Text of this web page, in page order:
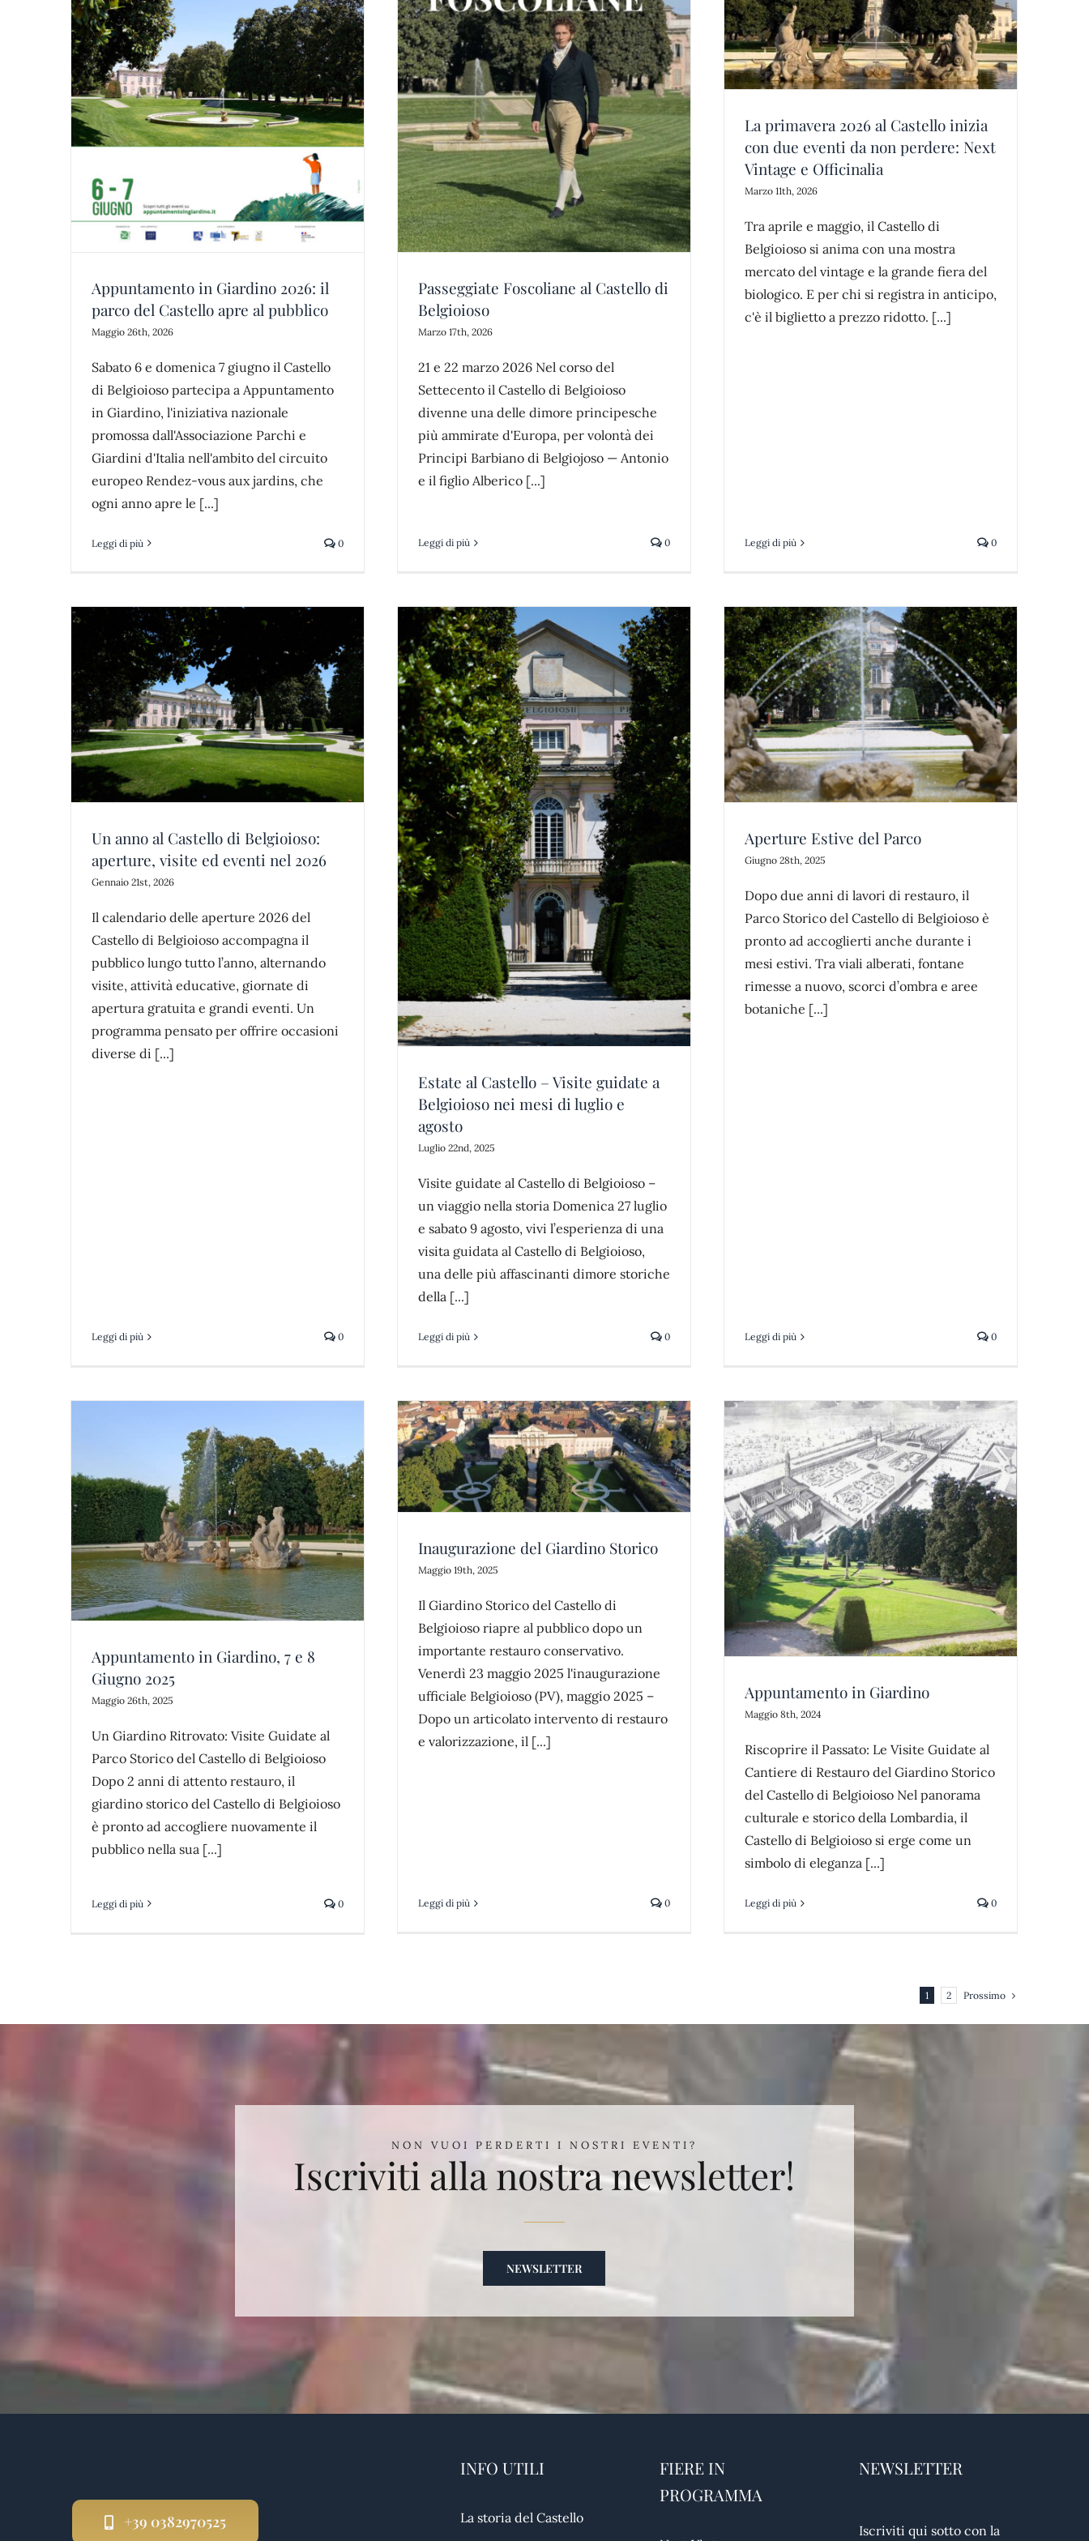
Appuntamento in Giardino 2026: il
parco del Castello apre al pubblico
Maggio 26th, 2026
Sabato 6 e domenica 7 giugno il Castello
di Belgioioso partecipa a Appuntamento
in Giardino, l'iniziativa nazionale
promossa dall'Associazione Parchi e
Giardini d'Italia nell'ambito del circuito
europeo Rendez-vous aux jardins, che
ogni anno apre le [...]
Leggi di più 0
Passeggiate Foscoliane al Castello di
Belgioioso
castello di belgioioso news parco
Passeggiate Foscoliane al Castello di
Belgioioso
Marzo 17th, 2026
21 e 22 marzo 2026 Nel corso del
Settecento il Castello di Belgioioso
divenne una delle dimore principesche
più ammirate d'Europa, per volontà dei
Principi Barbiano di Belgiojoso — Antonio
e il figlio Alberico [...]
Leggi di più 0
Vintage e Officinalia
news
La primavera 2026 al Castello inizia
con due eventi da non perdere: Next
Vintage e Officinalia
Marzo 11th, 2026
Tra aprile e maggio, il Castello di
Belgioioso si anima con una mostra
mercato del vintage e la grande fiera del
biologico. E per chi si registra in anticipo,
c'è il biglietto a prezzo ridotto. [...]
Leggi di più 0
Un anno al Castello di Belgioioso:
aperture, visite ed eventi nel 2026
Gennaio 21st, 2026
Il calendario delle aperture 2026 del
Castello di Belgioioso accompagna il
pubblico lungo tutto l’anno, alternando
visite, attività educative, giornate di
apertura gratuita e grandi eventi. Un
programma pensato per offrire occasioni
diverse di [...]
Leggi di più 0
Belgioioso nei mesi di luglio e agosto
news parco
Estate al Castello – Visite guidate a
Belgioioso nei mesi di luglio e
agosto
Luglio 22nd, 2025
Visite guidate al Castello di Belgioioso –
un viaggio nella storia Domenica 27 luglio
e sabato 9 agosto, vivi l’esperienza di una
visita guidata al Castello di Belgioioso,
una delle più affascinanti dimore storiche
della [...]
Leggi di più 0
Aperture Estive del Parco
news parco
Aperture Estive del Parco
Giugno 28th, 2025
Dopo due anni di lavori di restauro, il
Parco Storico del Castello di Belgioioso è
pronto ad accoglierti anche durante i
mesi estivi. Tra viali alberati, fontane
rimesse a nuovo, scorci d’ombra e aree
botaniche [...]
Leggi di più 0
Appuntamento in Giardino, 7 e 8
Giugno 2025
Maggio 26th, 2025
Un Giardino Ritrovato: Visite Guidate al
Parco Storico del Castello di Belgioioso
Dopo 2 anni di attento restauro, il
giardino storico del Castello di Belgioioso
è pronto ad accogliere nuovamente il
pubblico nella sua [...]
Leggi di più 0
Inaugurazione del Giardino Storico
castellinaria castello di belgioioso news parco
Inaugurazione del Giardino Storico
Maggio 19th, 2025
Il Giardino Storico del Castello di
Belgioioso riapre al pubblico dopo un
importante restauro conservativo.
Venerdì 23 maggio 2025 l'inaugurazione
ufficiale Belgioioso (PV), maggio 2025 –
Dopo un articolato intervento di restauro
e valorizzazione, il [...]
Leggi di più 0
Appuntamento in Giardino
Appuntamento in Giardino
Maggio 8th, 2024
Riscoprire il Passato: Le Visite Guidate al
Cantiere di Restauro del Giardino Storico
del Castello di Belgioioso Nel panorama
culturale e storico della Lombardia, il
Castello di Belgioioso si erge come un
simbolo di eleganza [...]
Leggi di più 0
1 2 Prossimo
NON VUOI PERDERTI I NOSTRI EVENTI?
Iscriviti alla nostra newsletter!
NEWSLETTER
+39 0382970525
INFO UTILI
La storia del Castello
FIERE IN
PROGRAMMA
NEWSLETTER
Iscriviti qui sotto con la